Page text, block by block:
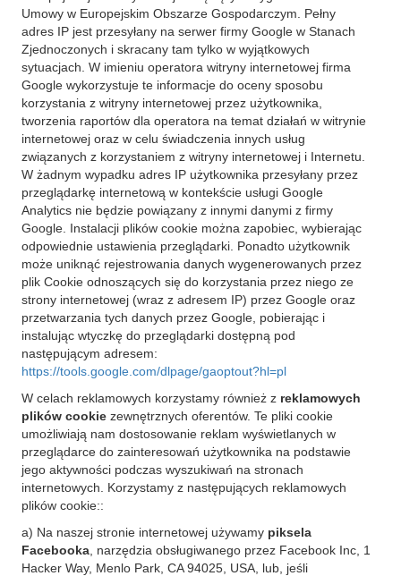
Umowy w Europejskim Obszarze Gospodarczym. Pełny
adres IP jest przesyłany na serwer firmy Google w Stanach
Zjednoczonych i skracany tam tylko w wyjątkowych
sytuacjach. W imieniu operatora witryny internetowej firma
Google wykorzystuje te informacje do oceny sposobu
korzystania z witryny internetowej przez użytkownika,
tworzenia raportów dla operatora na temat działań w witrynie
internetowej oraz w celu świadczenia innych usług
związanych z korzystaniem z witryny internetowej i Internetu.
W żadnym wypadku adres IP użytkownika przesyłany przez
przeglądarkę internetową w kontekście usługi Google
Analytics nie będzie powiązany z innymi danymi z firmy
Google. Instalacji plików cookie można zapobiec, wybierając
odpowiednie ustawienia przeglądarki. Ponadto użytkownik
może uniknąć rejestrowania danych wygenerowanych przez
plik Cookie odnoszących się do korzystania przez niego ze
strony internetowej (wraz z adresem IP) przez Google oraz
przetwarzania tych danych przez Google, pobierając i
instalując wtyczkę do przeglądarki dostępną pod
następującym adresem:
https://tools.google.com/dlpage/gaoptout?hl=pl
W celach reklamowych korzystamy również z reklamowych
plików cookie zewnętrznych oferentów. Te pliki cookie
umożliwiają nam dostosowanie reklam wyświetlanych w
przeglądarce do zainteresowań użytkownika na podstawie
jego aktywności podczas wyszukiwań na stronach
internetowych. Korzystamy z następujących reklamowych
plików cookie::
a) Na naszej stronie internetowej używamy piksela
Facebooka , narzędzia obsługiwanego przez Facebook Inc, 1
Hacker Way, Menlo Park, CA 94025, USA, lub, jeśli